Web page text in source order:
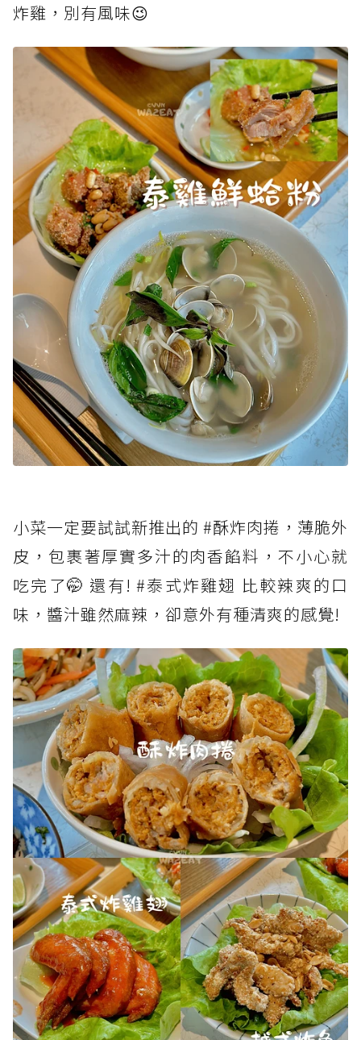
炸雞，別有風味😉
小菜一定要試試新推出的 #酥炸肉捲，薄脆外
皮，包裹著厚實多汁的肉香餡料，不小心就
吃完了🤭 還有! #泰式炸雞翅 比較辣爽的口
味，醬汁雖然麻辣，卻意外有種清爽的感覺!